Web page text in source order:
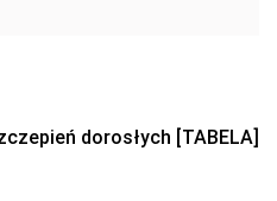
dorosłych [TABELA]